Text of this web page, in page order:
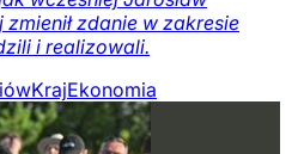
zdanie w zakresie
i realizowali.
KrajEkonomia